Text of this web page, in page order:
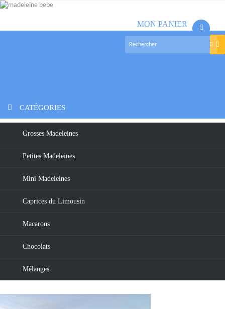
MON PANIER
CATÉGORIES
Grosses Madeleines
Petites Madeleines
Mini Madeleines
Caprices du Limousin
Macarons
Chocolats
Mélanges